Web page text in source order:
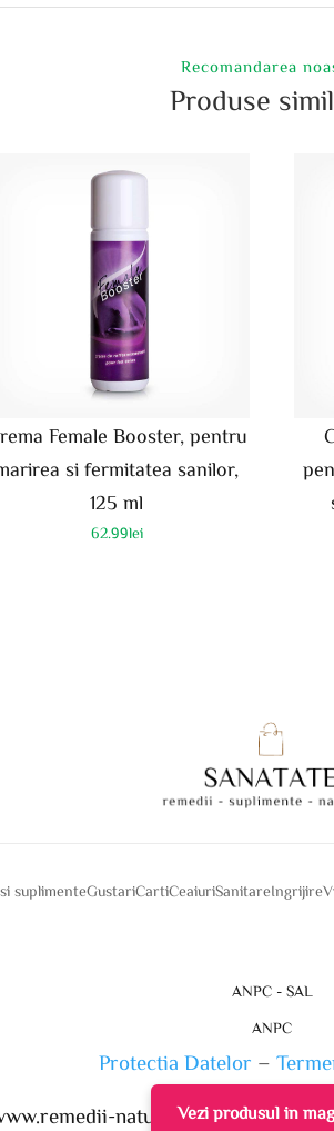
Recomandarea
Produse
Female Booster, pentru
si fermitatea sanilor,
125 ml
62.99lei
suplimenteGustariCartiCeaiuriSanitareIngrijire
ANPC - SAL
ANPC
Protectia Datelor –
naturiste-suplimente-
Vezi produsul in